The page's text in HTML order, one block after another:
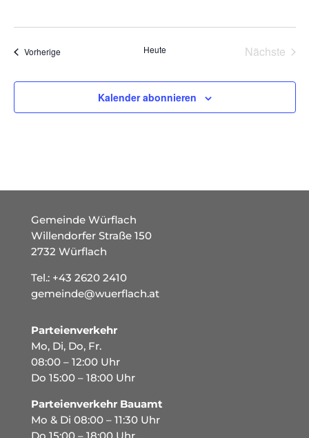
VorherigeVeranstaltungen Heute
Nächste
Kalender abonnieren
Gemeinde Würflach
Willendorfer Straße 150
2732 Würflach
Tel.: +43 2620 2410
gemeinde@wuerflach.at
Parteienverkehr
Mo, Di, Do, Fr.
08:00 – 12:00 Uhr
Do 15:00 – 18:00 Uhr
Parteienverkehr Bauamt
Mo & Di 08:00 – 11:30 Uhr